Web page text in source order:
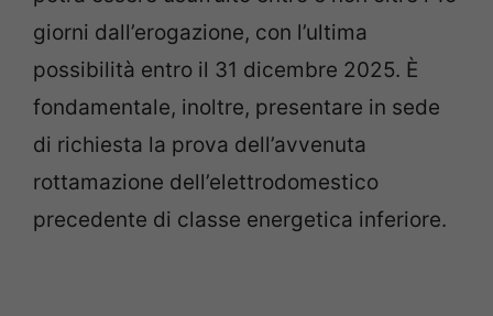
giorni dall’erogazione, con l’ultima
possibilità entro il 31 dicembre 2025. È
fondamentale, inoltre, presentare in sede
di richiesta la prova dell’avvenuta
rottamazione dell’elettrodomestico
precedente di classe energetica inferiore.